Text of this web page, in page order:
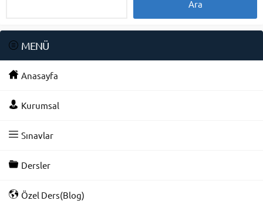
MENÜ
Anasayfa
Kurumsal
Sınavlar
Dersler
Özel Ders(Blog)